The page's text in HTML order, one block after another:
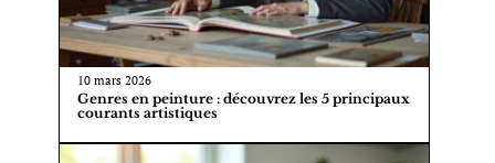
10 mars 2026
Genres en peinture : découvrez les 5 principaux
courants artistiques